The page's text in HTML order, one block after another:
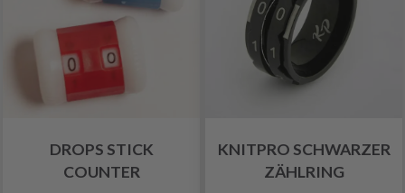
DROPS STICK
COUNTER
KNITPRO SCHWARZER
ZÄHLRING